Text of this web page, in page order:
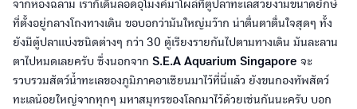
จากห้องฉลาม เราก็เดินลอดอุโมงค์มาโผล่ที่ตู้ปลาทะเลสวยงามขนาดยักษ์
ที่ตั้งอยู่กลางโถงทางเดิน ขอบอกว่ามันใหญ่มว๊าก น่าตื่นตาตื่นใจสุดๆ ทั้ง
ยังมีตู้ปลาแบ่งชนิดต่างๆ กว่า 30 ตู้เรียงรายกันไปตามทางเดิน มันละลาน
ตาไปหมดเลยครับ ซึ่งนอกจาก S.E.A Aquarium Singapore จะ
รวบรวมสัตว์น้ำทะเลของภูมิภาคอาเซียนมาไว้ที่นี่แล้ว ยังขนกองทัพสัตว์
ทะเลน้อยใหญ่จากทุกๆ มหาสมุทรของโลกมาไว้ด้วยเช่นกันนะครับ บอก